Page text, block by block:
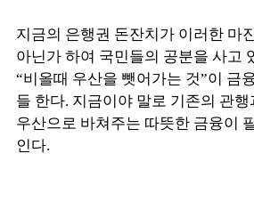
지금의 은행권 돈잔치가 이러한 마
아닌가 하여 국민들의 공분을 사고
“비올때 우산을 뺏어가는 것”이 금
들 한다. 지금이야 말로 기존의 관
우산으로 바쳐주는 따뜻한 금융이
인다.